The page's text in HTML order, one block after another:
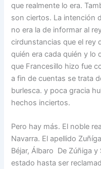
que realmente lo era.
son ciertos. La intención
no era la de informar al
cirdunstancias que el rey
quién era cada quién y lo
que Francesillo hizo fue
a fin de cuentas se trata
burlesca. y poca gracia
hechos inciertos.
Pero hay más. El noble
Navarra. El apellido
Béjar, Álbaro De Zúñiga
estado hasta ser